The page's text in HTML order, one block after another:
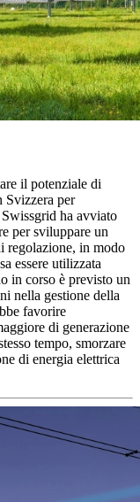
il potenziale di
per
ha avviato
per sviluppare un
regolazione, in modo
essere utilizzata
in corso è previsto un
nella gestione della
favorire
di generazione
tempo, smorzare
di energia elettrica